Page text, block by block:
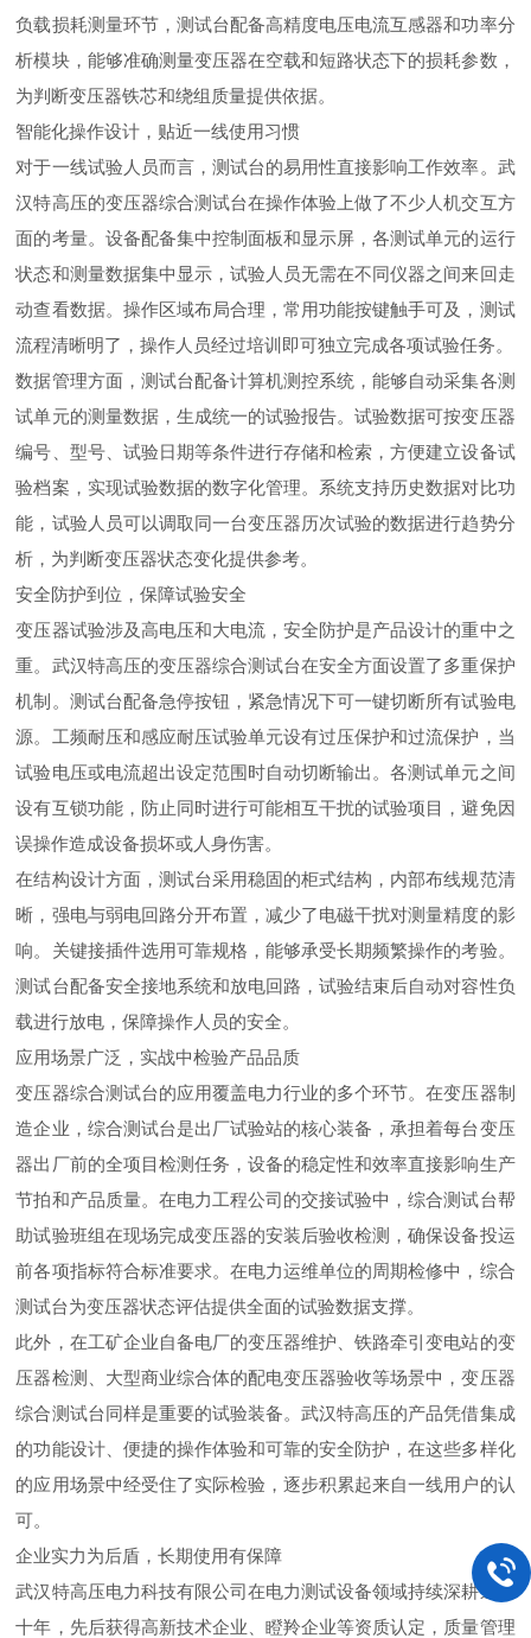
负载损耗测量环节，测试台配备高精度电压电流互感器和功率分
析模块，能够准确测量变压器在空载和短路状态下的损耗参数，
为判断变压器铁芯和绕组质量提供依据。
智能化操作设计，贴近一线使用习惯
对于一线试验人员而言，测试台的易用性直接影响工作效率。武
汉特高压的变压器综合测试台在操作体验上做了不少人机交互方
面的考量。设备配备集中控制面板和显示屏，各测试单元的运行
状态和测量数据集中显示，试验人员无需在不同仪器之间来回走
动查看数据。操作区域布局合理，常用功能按键触手可及，测试
流程清晰明了，操作人员经过培训即可独立完成各项试验任务。
数据管理方面，测试台配备计算机测控系统，能够自动采集各测
试单元的测量数据，生成统一的试验报告。试验数据可按变压器
编号、型号、试验日期等条件进行存储和检索，方便建立设备试
验档案，实现试验数据的数字化管理。系统支持历史数据对比功
能，试验人员可以调取同一台变压器历次试验的数据进行趋势分
析，为判断变压器状态变化提供参考。
安全防护到位，保障试验安全
变压器试验涉及高电压和大电流，安全防护是产品设计的重中之
重。武汉特高压的变压器综合测试台在安全方面设置了多重保护
机制。测试台配备急停按钮，紧急情况下可一键切断所有试验电
源。工频耐压和感应耐压试验单元设有过压保护和过流保护，当
试验电压或电流超出设定范围时自动切断输出。各测试单元之间
设有互锁功能，防止同时进行可能相互干扰的试验项目，避免因
误操作造成设备损坏或人身伤害。
在结构设计方面，测试台采用稳固的柜式结构，内部布线规范清
晰，强电与弱电回路分开布置，减少了电磁干扰对测量精度的影
响。关键接插件选用可靠规格，能够承受长期频繁操作的考验。
测试台配备安全接地系统和放电回路，试验结束后自动对容性负
载进行放电，保障操作人员的安全。
应用场景广泛，实战中检验产品品质
变压器综合测试台的应用覆盖电力行业的多个环节。在变压器制
造企业，综合测试台是出厂试验站的核心装备，承担着每台变压
器出厂前的全项目检测任务，设备的稳定性和效率直接影响生产
节拍和产品质量。在电力工程公司的交接试验中，综合测试台帮
助试验班组在现场完成变压器的安装后验收检测，确保设备投运
前各项指标符合标准要求。在电力运维单位的周期检修中，综合
测试台为变压器状态评估提供全面的试验数据支撑。
此外，在工矿企业自备电厂的变压器维护、铁路牵引变电站的变
压器检测、大型商业综合体的配电变压器验收等场景中，变压器
综合测试台同样是重要的试验装备。武汉特高压的产品凭借集成
的功能设计、便捷的操作体验和可靠的安全防护，在这些多样化
的应用场景中经受住了实际检验，逐步积累起来自一线用户的认
可。
企业实力为后盾，长期使用有保障
武汉特高压电力科技有限公司在电力测试设备领域持续深耕近二
十年，先后获得高新技术企业、瞪羚企业等资质认定，质量管理